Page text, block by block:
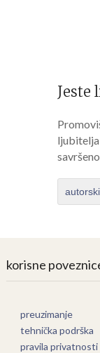
Jeste
ljubitelja
korisne
preuzimanje
tehnička podrška
pravila privatnosti